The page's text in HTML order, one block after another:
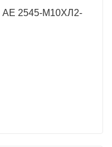
АЕ 2545-М10ХЛ2-